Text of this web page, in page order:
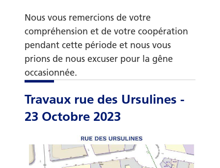
Nous vous remercions de votre
compréhension et de votre coopération
pendant cette période et nous vous
prions de nous excuser pour la gêne
occasionnée.
Travaux rue des Ursulines -
23 Octobre 2023